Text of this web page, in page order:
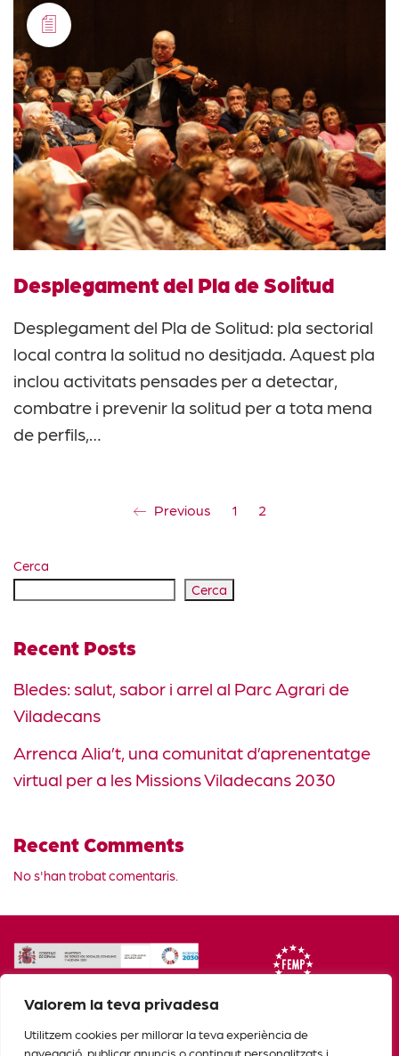
Valorem la teva privadesa
Utilitzem cookies per millorar la teva experiència de
navegació, publicar anuncis o contingut personalitzats i
Desplegament del Pla de Solitud
Desplegament del Pla de Solitud: pla sectorial
local contra la solitud no desitjada. Aquest pla
inclou activitats pensades per a detectar,
combatre i prevenir la solitud per a tota mena
de perfils,…
Previous 1 2
Cerca
Cerca
Recent Posts
Bledes: salut, sabor i arrel al Parc Agrari de
Viladecans
Arrenca Alia’t, una comunitat d’aprenentatge
virtual per a les Missions Viladecans 2030
Recent Comments
No s'han trobat comentaris.